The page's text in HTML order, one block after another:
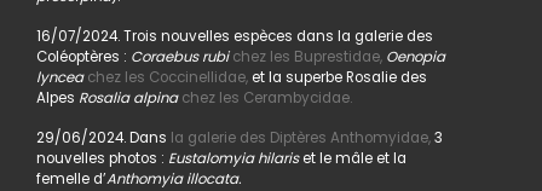
16/07/2024. Trois nouvelles espèces dans la galerie des
Coléoptères : Coraebus rubi chez les Buprestidae, Oenopia
lyncea chez les Coccinellidae,et la superbe Rosalie des
Alpes Rosalia alpina chez les Cerambycidae.
29/06/2024. Dans la galerie des Diptères Anthomyidae,3
nouvelles photos : Eustalomyia hilariset le mâle et la
femelle d’Anthomyia illocata.